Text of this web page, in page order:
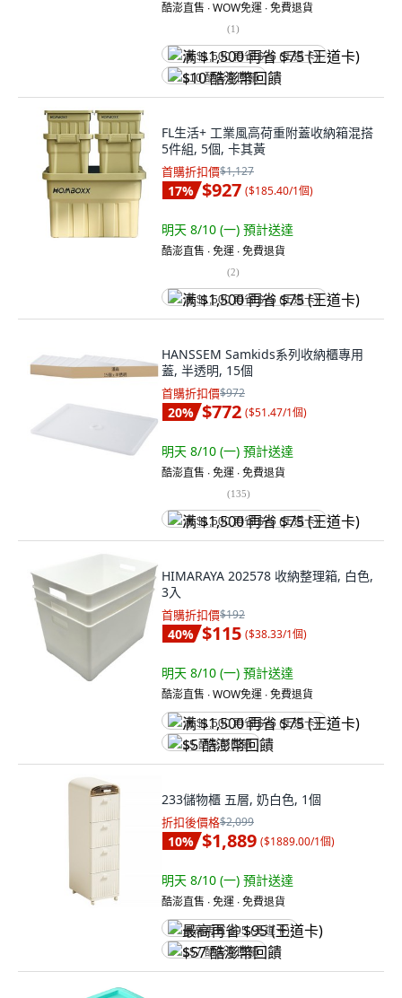
酷澎直售 ∙ WOW免運 ∙ 免費退貨
(1)
满 $1,500 再省 $75 (王道卡)
$10 酷澎幣回饋
FL生活+ 工業風高荷重附蓋收納箱混搭
5件組, 5個, 卡其黃
首購折扣價$1,127
17% $927 ($185.40/1個)
明天 8/10 (一) 預計送達
酷澎直售 ∙ 免運 ∙ 免費退貨
(2)
满 $1,500 再省 $75 (王道卡)
HANSSEM Samkids系列收納櫃專用
蓋, 半透明, 15個
首購折扣價$972
20% $772 ($51.47/1個)
明天 8/10 (一) 預計送達
酷澎直售 ∙ 免運 ∙ 免費退貨
(135)
满 $1,500 再省 $75 (王道卡)
HIMARAYA 202578 收納整理箱, 白色,
3入
首購折扣價$192
40% $115 ($38.33/1個)
明天 8/10 (一) 預計送達
酷澎直售 ∙ WOW免運 ∙ 免費退貨
满 $1,500 再省 $75 (王道卡)
$5 酷澎幣回饋
233儲物櫃 五層, 奶白色, 1個
折扣後價格$2,099
10% $1,889 ($1889.00/1個)
明天 8/10 (一) 預計送達
酷澎直售 ∙ 免運 ∙ 免費退貨
最高再省 $95 (王道卡)
$57 酷澎幣回饋